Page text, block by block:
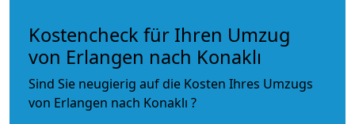
Kostencheck für Ihren Umzug
von Erlangen nach Konaklı
Sind Sie neugierig auf die Kosten Ihres Umzugs
von Erlangen nach Konaklı ?